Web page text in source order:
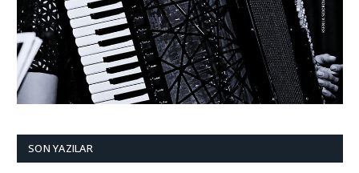
SON YAZILAR